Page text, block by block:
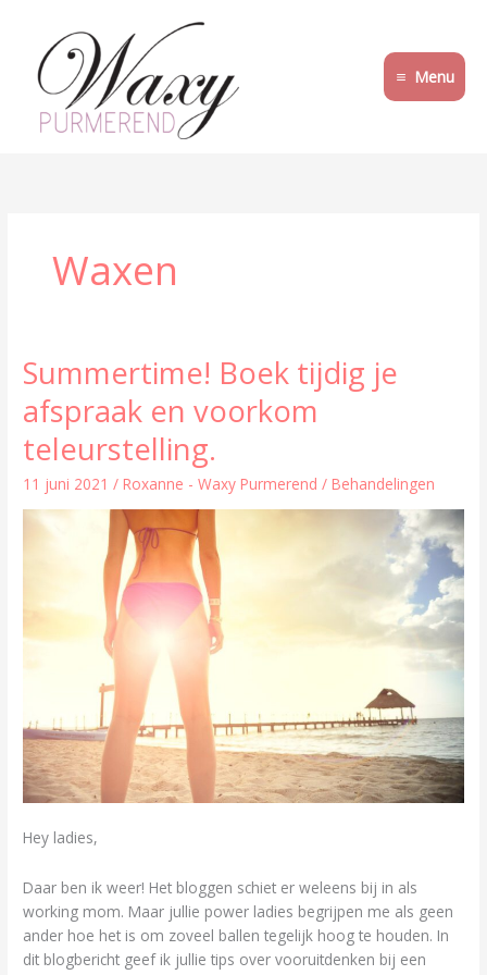
inhoud
Menu
Waxen
Summertime! Boek tijdig je
afspraak en voorkom
teleurstelling.
11 juni 2021/ Roxanne - Waxy Purmerend/ Behandelingen
Hey ladies,
Daar ben ik weer! Het bloggen schiet er weleens bij in als
working mom. Maar jullie power ladies begrijpen me als geen
ander hoe het is om zoveel ballen tegelijk hoog te houden. In
dit blogbericht geef ik jullie tips over vooruitdenken bij een
Summertime!
Boek
tijdig
je
afspraak
en
voorkom
teleurstelling.